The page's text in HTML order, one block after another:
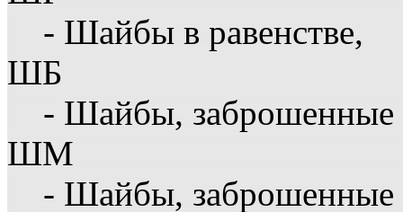
- Шайбы в равенстве,
ШБ
- Шайбы, заброшенные
ШМ
- Шайбы, заброшенные